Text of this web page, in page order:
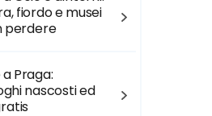
fiordo e musei
perdere
Praga:
nascosti ed